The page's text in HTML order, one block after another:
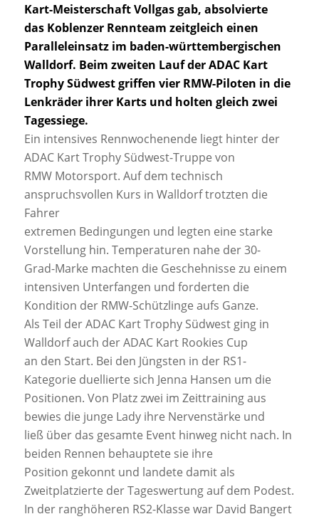
Kart-Meisterschaft Vollgas gab, absolvierte
das Koblenzer Rennteam zeitgleich einen
Paralleleinsatz im baden-württembergischen
Walldorf. Beim zweiten Lauf der ADAC Kart
Trophy Südwest griffen vier RMW-Piloten in die
Lenkräder ihrer Karts und holten gleich zwei
Tagessiege.
Ein intensives Rennwochenende liegt hinter der
ADAC Kart Trophy Südwest-Truppe von
RMW Motorsport. Auf dem technisch
anspruchsvollen Kurs in Walldorf trotzten die
Fahrer
extremen Bedingungen und legten eine starke
Vorstellung hin. Temperaturen nahe der 30-
Grad-Marke machten die Geschehnisse zu einem
intensiven Unterfangen und forderten die
Kondition der RMW-Schützlinge aufs Ganze.
Als Teil der ADAC Kart Trophy Südwest ging in
Walldorf auch der ADAC Kart Rookies Cup
an den Start. Bei den Jüngsten in der RS1-
Kategorie duellierte sich Jenna Hansen um die
Positionen. Von Platz zwei im Zeittraining aus
bewies die junge Lady ihre Nervenstärke und
ließ über das gesamte Event hinweg nicht nach. In
beiden Rennen behauptete sie ihre
Position gekonnt und landete damit als
Zweitplatzierte der Tageswertung auf dem Podest.
In der ranghöheren RS2-Klasse war David Bangert